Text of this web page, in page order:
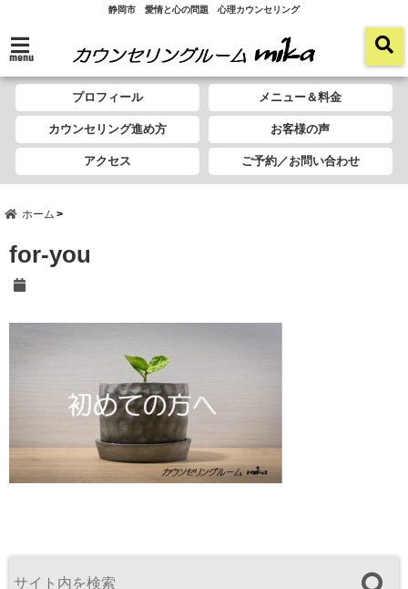
静岡市 愛情と心の問題 心理カウンセリング
menu
プロフィール メニュー＆料金
カウンセリング進め方 お客様の声
アクセス ご予約／お問い合わせ
ホーム
for-you